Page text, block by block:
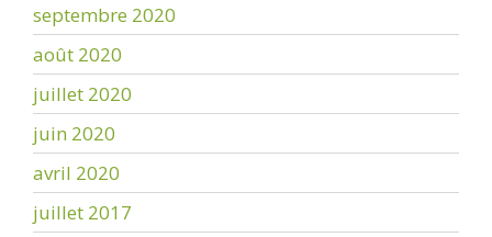
septembre 2020
août 2020
juillet 2020
juin 2020
avril 2020
juillet 2017